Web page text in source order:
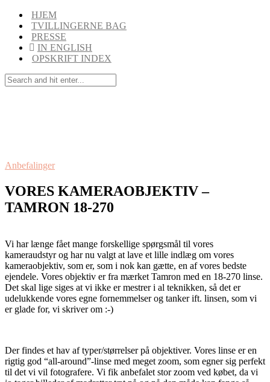
HJEM
TVILLINGERNE BAG
PRESSE
IN ENGLISH
OPSKRIFT INDEX
Anbefalinger
VORES KAMERAOBJEKTIV –
TAMRON 18-270
Vi har længe fået mange forskellige spørgsmål til vores
kameraudstyr og har nu valgt at lave et lille indlæg om vores
kameraobjektiv, som er, som i nok kan gætte, en af vores bedste
ejendele. Vores objektiv er fra mærket Tamron med en 18-270 linse.
Det skal lige siges at vi ikke er mestrer i al teknikken, så det er
udelukkende vores egne fornemmelser og tanker ift. linsen, som vi
er glade for, vi skriver om :-)
Der findes et hav af typer/størrelser på objektiver. Vores linse er en
rigtig god “all-around”-linse med meget zoom, som egner sig perfekt
til det vi vil fotografere. Vi fik anbefalet stor zoom ved købet, da vi